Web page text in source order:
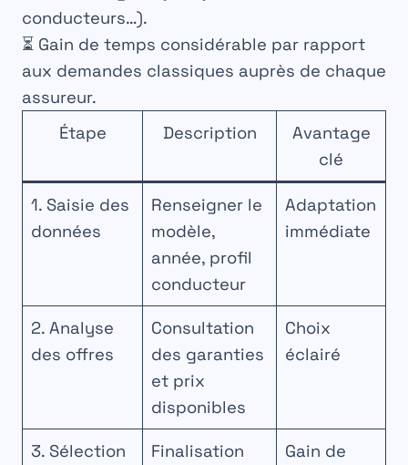
conducteurs…).
⏳ Gain de temps considérable par rapport
aux demandes classiques auprès de chaque
assureur.
Étape
Description
Avantage
clé
1. Saisie des
données
Renseigner le
modèle,
année, profil
conducteur
Adaptation
immédiate
2. Analyse
des offres
Consultation
des garanties
et prix
disponibles
Choix
éclairé
3. Sélection
Finalisation
Gain de